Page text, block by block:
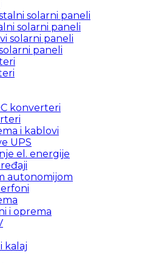
solarni paneli
solarni paneli
solarni paneli
paneli
konverteri
i kablovi
UPS
el. energije
autonomijom
i oprema
kalaj